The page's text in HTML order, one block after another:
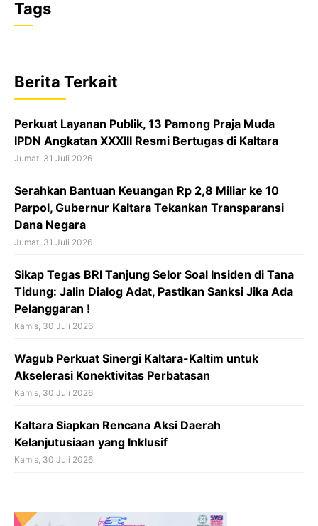
a
c
b
o
o
k
s
A
p
p
a
d
s
Tags
Berita Terkait
Perkuat Layanan Publik, 13 Pamong Praja Muda
IPDN Angkatan XXXIII Resmi Bertugas di Kaltara
Jumat, 31 Juli 2026
Serahkan Bantuan Keuangan Rp 2,8 Miliar ke 10
Parpol, Gubernur Kaltara Tekankan Transparansi
Dana Negara
Jumat, 31 Juli 2026
Sikap Tegas BRI Tanjung Selor Soal Insiden di Tana
Tidung: Jalin Dialog Adat, Pastikan Sanksi Jika Ada
Pelanggaran !
Kamis, 30 Juli 2026
Wagub Perkuat Sinergi Kaltara-Kaltim untuk
Akselerasi Konektivitas Perbatasan
Kamis, 30 Juli 2026
Kaltara Siapkan Rencana Aksi Daerah
Kelanjutusiaan yang Inklusif
Kamis, 30 Juli 2026